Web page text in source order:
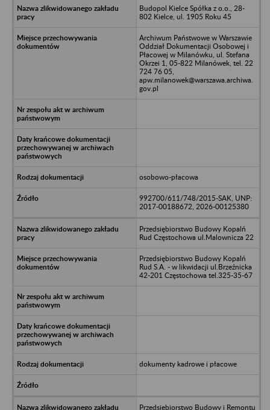
Budopol Kielce Spółka z o.o., 28-
802 Kielce, ul. 1905 Roku 45
Archiwum Państwowe w Warszawie
Oddział Dokumentacji Osobowej i
Płacowej w Milanówku, ul. Stefana
Okrzei 1, 05-822 Milanówek, tel. 22
724 76 05,
apw.milanowek@warszawa.archiwa.
gov.pl
osobowo-płacowa
992700/611/748/2015-SAK, UNP:
2017-00188672, 2026-00125380
Przedsiębiorstwo Budowy Kopalń
Rud Częstochowa ul.Malownicza 22
Przedsiębiorstwo Budowy Kopalń
Rud S.A. - w likwidacji ul.Brzeźnicka
42-201 Częstochowa tel.325-35-67
dokumenty kadrowe i płacowe
Przedsiębiorstwo Budowy i Remontu